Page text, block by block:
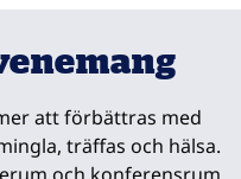
att förbättras med
träffas och hälsa.